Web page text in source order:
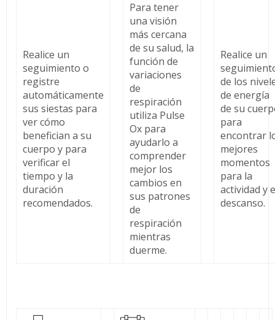
Realice un
seguimiento o
registre
automáticamente
sus siestas para
ver cómo
benefician a su
cuerpo y para
verificar el
tiempo y la
duración
recomendados.
Para tener
una visión
más cercana
de su salud, la
función de
variaciones
de
respiración
utiliza Pulse
Ox para
ayudarlo a
comprender
mejor los
cambios en
sus patrones
de
respiración
mientras
duerme.
Realice un
de los
de energía
de su
para
encontrar
mejores
momentos
para la
actividad y
descanso.